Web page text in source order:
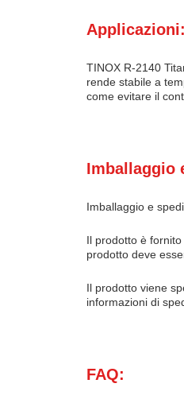
Applicazioni:
TINOX R-2140
rende stabile a
come evitare il
Imballaggio
Imballaggio e
Il prodotto è
prodotto deve
Il prodotto viene
informazioni di
FAQ: